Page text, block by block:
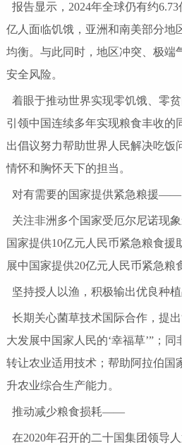
报告显示，2024年全球仍有约
亿人面临饥饿，亚洲和南美部分地
均衡。与此同时，地区冲突、极端
安全风险。
着眼于推动世界实现零饥饿、零
引领中国连续多年实现粮食丰收的
出倡议努力帮助世界人民解决吃饭
情怀和胸怀天下的担当。
对有需要的国家提供紧急粮援——
关注非洲多个国家受厄尔尼诺现
国家提供10亿元人民币紧急粮食援
展中国家提供20亿元人民币紧急粮
坚持授人以渔，积极输出优良种
长期关心菌草技术国际合作，提
大发展中国家人民的‘幸福草’”；同
转让农业适用技术；帮助阿拉伯国
升农业综合生产能力。
推动减少粮食损耗——
在2020年召开的二十国集团领导